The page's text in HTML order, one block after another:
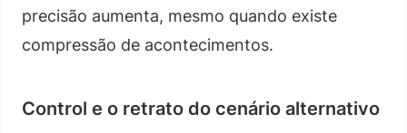
precisão aumenta, mesmo quando existe
compressão de acontecimentos.
Control e o retrato do cenário alternativo